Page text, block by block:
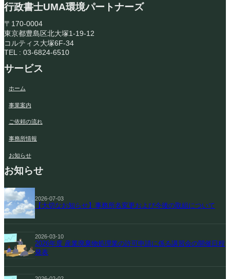
行政書士UMA環境パートナーズ
〒170-0004
東京都豊島区北大塚1-19-12
コルティス大塚6F-34
TEL : 03-6824-6510
サービス
ホーム
事業案内
ご依頼の流れ
事務所情報
お知らせ
お知らせ
2026-07-03
【大切なお知らせ】事務所名変更および今後の取組について
2026-03-10
2026年度 産業廃棄物処理業の許可申請に係る講習会の開催日程
発表